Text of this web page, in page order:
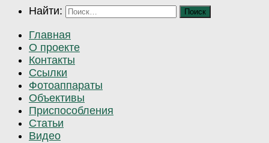
Найти:
Главная
О проекте
Контакты
Ссылки
Фотоаппараты
Объективы
Приспособления
Статьи
Видео